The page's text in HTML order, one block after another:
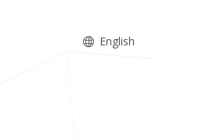
English